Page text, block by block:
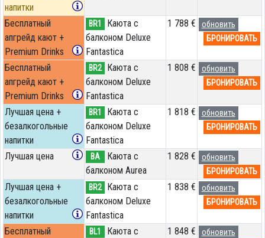
напитки
Бесплатный
апгрейд кают +
Premium Drinks
BR1
Каюта с
балконом Deluxe
Fantastica
1 788 €
обновить
БРОНИРОВАТЬ
Бесплатный
апгрейд кают +
Premium Drinks
BR2
Каюта с
балконом Deluxe
Fantastica
1 808 €
обновить
БРОНИРОВАТЬ
Лучшая цена +
безалкогольные
напитки
BR1
Каюта с
балконом Deluxe
Fantastica
1 818 €
обновить
БРОНИРОВАТЬ
Лучшая цена BA
Каюта с
балконом Aurea
1 828 €
обновить
БРОНИРОВАТЬ
Лучшая цена +
безалкогольные
напитки
BR2
Каюта с
балконом Deluxe
Fantastica
1 838 €
обновить
БРОНИРОВАТЬ
Бесплатный
BL1
Каюта с
1 848 €
обновить